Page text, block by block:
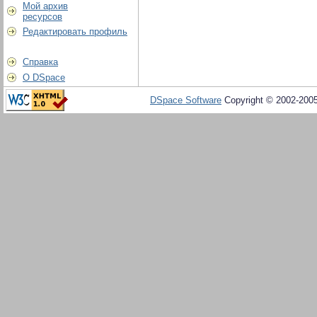
Мой архив
ресурсов
Редактировать профиль
Справка
О DSpace
DSpace Software Copyright © 2002-